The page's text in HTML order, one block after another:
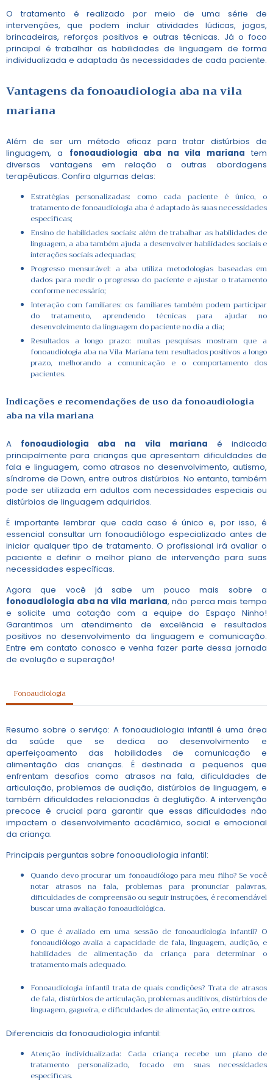
O tratamento é realizado por meio de uma série de
intervenções, que podem incluir atividades lúdicas, jogos,
brincadeiras, reforços positivos e outras técnicas. Já o foco
principal é trabalhar as habilidades de linguagem de forma
individualizada e adaptada às necessidades de cada paciente.
Vantagens dafonoaudiologia aba na vila
mariana
Além de ser um método eficaz para tratar distúrbios de
linguagem, a fonoaudiologia aba na vila mariana tem
diversas vantagens em relação a outras abordagens
terapêuticas. Confira algumas delas:
Estratégias personalizadas: como cada paciente é único, o
tratamento de fonoaudiologia aba é adaptado às suas necessidades
específicas;
Ensino de habilidades sociais: além de trabalhar as habilidades de
linguagem, a aba também ajuda a desenvolver habilidades sociais e
interações sociais adequadas;
Progresso mensurável: a aba utiliza metodologias baseadas em
dados para medir o progresso do paciente e ajustar o tratamento
conforme necessário;
Interação com familiares: os familiares também podem participar
do tratamento, aprendendo técnicas para ajudar no
desenvolvimento da linguagem do paciente no dia a dia;
Resultados a longo prazo: muitas pesquisas mostram que a
fonoaudiologia aba na Vila Mariana tem resultados positivos a longo
prazo, melhorando a comunicação e o comportamento dos
pacientes.
Indicações e recomendações de uso dafonoaudiologia
aba na vila mariana
A fonoaudiologia aba na vila mariana é indicada
principalmente para crianças que apresentam dificuldades de
fala e linguagem, como atrasos no desenvolvimento, autismo,
síndrome de Down, entre outros distúrbios. No entanto, também
pode ser utilizada em adultos com necessidades especiais ou
distúrbios de linguagem adquiridos.
É importante lembrar que cada caso é único e, por isso, é
essencial consultar um fonoaudiólogo especializado antes de
iniciar qualquer tipo de tratamento. O profissional irá avaliar o
paciente e definir o melhor plano de intervenção para suas
necessidades específicas.
Agora que você já sabe um pouco mais sobre a
fonoaudiologia aba na vila mariana, não perca mais tempo
e solicite uma cotação com a equipe do Espaço Ninho!
Garantimos um atendimento de excelência e resultados
positivos no desenvolvimento da linguagem e comunicação.
Entre em contato conosco e venha fazer parte dessa jornada
de evolução e superação!
Fonoaudiologia
Resumo sobre o serviço: A fonoaudiologia infantil é uma área
da saúde que se dedica ao desenvolvimento e
aperfeiçoamento das habilidades de comunicação e
alimentação das crianças. É destinada a pequenos que
enfrentam desafios como atrasos na fala, dificuldades de
articulação, problemas de audição, distúrbios de linguagem, e
também dificuldades relacionadas à deglutição. A intervenção
precoce é crucial para garantir que essas dificuldades não
impactem o desenvolvimento acadêmico, social e emocional
da criança.
Principais perguntas sobre fonoaudiologia infantil:
Quando devo procurar um fonoaudiólogo para meu filho? Se você
notar atrasos na fala, problemas para pronunciar palavras,
dificuldades de compreensão ou seguir instruções, é recomendável
buscar uma avaliação fonoaudiológica.
O que é avaliado em uma sessão de fonoaudiologia infantil? O
fonoaudiólogo avalia a capacidade de fala, linguagem, audição, e
habilidades de alimentação da criança para determinar o
tratamento mais adequado.
Fonoaudiologia infantil trata de quais condições? Trata de atrasos
de fala, distúrbios de articulação, problemas auditivos, distúrbios de
linguagem, gagueira, e dificuldades de alimentação, entre outros.
Diferenciais da fonoaudiologia infantil:
Atenção individualizada: Cada criança recebe um plano de
tratamento personalizado, focado em suas necessidades
específicas.